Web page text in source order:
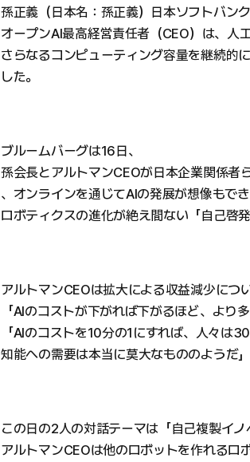
孫正義（日本名：孫正義）日本ソフトバン
オープンAI最高経営責任者（CEO）は、人
さらなるコンピューティング容量を継続的
した。
ブルームバーグは16日、
孫会長とアルトマンCEOが日本企業関係者
、オンラインを通じてAIの発展が想像もで
ロボティクスの進化が絶え間ない「自己啓
アルトマンCEOは拡大による収益減少につ
「AIのコストが下がれば下がるほど、より
「AIのコストを10分の1にすれば、人々は
知能への需要は本当に莫大なもののようだ」
この日の2人の対話テーマは「自己複製イノ
アルトマンCEOは他のロボットを作れるロ